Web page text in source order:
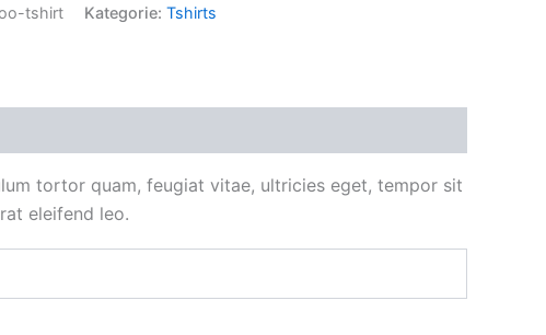
tshirt Kategorie: Tshirts
tortor quam, feugiat vitae, ultricies eget, tempor sit
eleifend leo.